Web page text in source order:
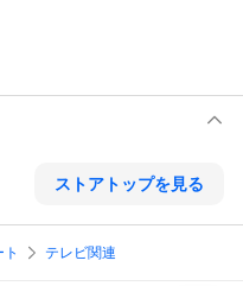
ストアトップを見る
テレビ関連